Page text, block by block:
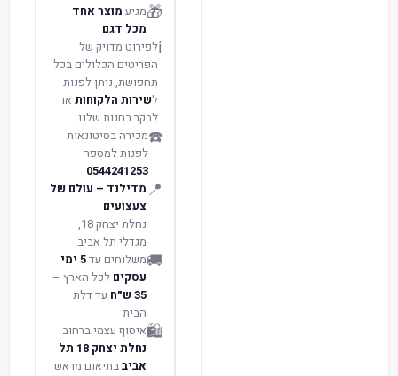
🎁מגיע מוצר אחד
מכל דגם
ℹ️לפירוט מדויק של
הפריטים הכלולים בכל
תחפושת, ניתן לפנות
לשירות הלקוחות או
לבקר בחנות שלנו
☎️מכירה בסיטונאות
לפנות למספר
0544241253
📍 מדילנד – עולם של
צעצועים
נחלת יצחק 18,
מגדלי תל אביב
🚚משלוחים עד 5 ימי
עסקים לכל הארץ –
35 ש״ח
עד דלת
הבית
🛍️איסוף עצמי ברחוב
נחלת יצחק 18 תל
אביבבתיאום מראש